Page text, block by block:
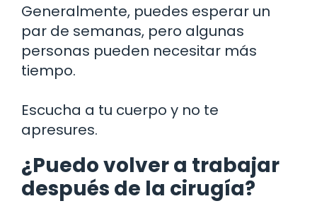
Generalmente, puedes esperar un
par de semanas, pero algunas
personas pueden necesitar más
tiempo.
Escucha a tu cuerpo y no te
apresures.
¿Puedo volver a trabajar
después de la cirugía?